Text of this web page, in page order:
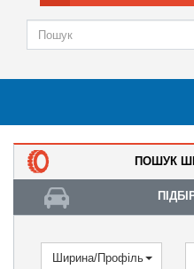
ПОШУК
Ширина/Профіль